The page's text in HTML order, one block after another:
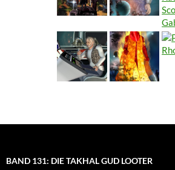
BAND 131: DIE TAKHAL GUD LOOTER